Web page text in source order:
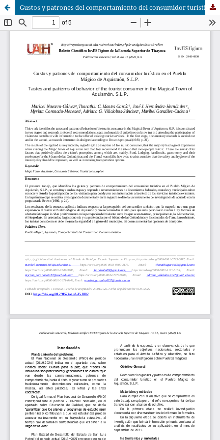
Gustos y patrones del comportamiento del consumidor turístico en el Pueblo Mágico de Aquismón, S.L.P.